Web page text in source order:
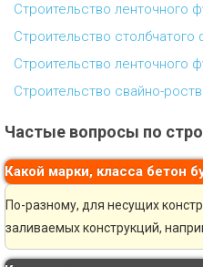
Строительство ленточного
Строительство
Строительство ленточного
Строительство свайно-
Частые вопросы по
Какой марки, класса бетон
По-разному, для несущих
заливаемых конструкций,